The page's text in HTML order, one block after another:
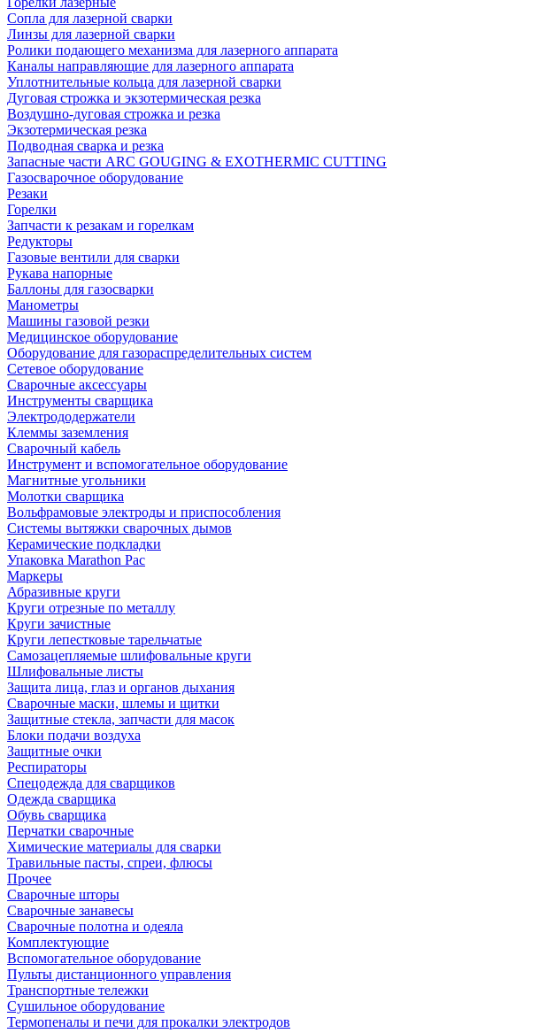
Сопла для лазерной сварки
Линзы для лазерной сварки
Ролики подающего механизма для лазерного аппарата
Каналы направляющие для лазерного аппарата
Уплотнительные кольца для лазерной сварки
Дуговая строжка и экзотермическая резка
Воздушно-дуговая строжка и резка
Экзотермическая резка
Подводная сварка и резка
Запасные части ARC GOUGING & EXOTHERMIC CUTTING
Газосварочное оборудование
Резаки
Горелки
Запчасти к резакам и горелкам
Редукторы
Газовые вентили для сварки
Рукава напорные
Баллоны для газосварки
Манометры
Машины газовой резки
Медицинское оборудование
Оборудование для газораспределительных систем
Сетевое оборудование
Сварочные аксессуары
Инструменты сварщика
Электрододержатели
Клеммы заземления
Сварочный кабель
Инструмент и вспомогательное оборудование
Магнитные угольники
Молотки сварщика
Вольфрамовые электроды и приспособления
Системы вытяжки сварочных дымов
Керамические подкладки
Упаковка Marathon Pac
Маркеры
Абразивные круги
Круги отрезные по металлу
Круги зачистные
Круги лепестковые тарельчатые
Самозацепляемые шлифовальные круги
Шлифовальные листы
Защита лица, глаз и органов дыхания
Сварочные маски, шлемы и щитки
Защитные стекла, запчасти для масок
Блоки подачи воздуха
Защитные очки
Респираторы
Спецодежда для сварщиков
Одежда сварщика
Обувь сварщика
Перчатки сварочные
Химические материалы для сварки
Травильные пасты, спреи, флюсы
Прочее
Сварочные шторы
Сварочные занавесы
Сварочные полотна и одеяла
Комплектующие
Вспомогательное оборудование
Пульты дистанционного управления
Транспортные тележки
Сушильное оборудование
Термопеналы и печи для прокалки электродов